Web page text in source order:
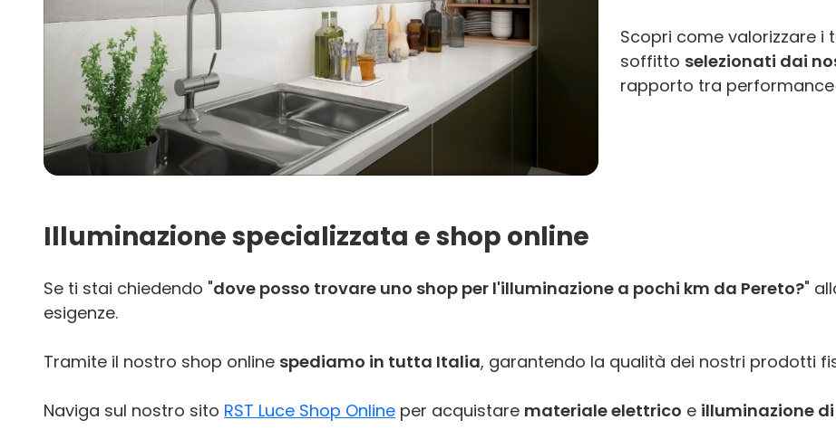
Scopri come valorizzare i
soffitto selezionati dai
rapporto tra performance
Illuminazione specializzata e shop online
Se ti stai chiedendo "dove posso trovare uno shop per l'illuminazione a pochi km da Pereto?"
esigenze.
Tramite il nostro shop online spediamo in tutta Italia, garantendo la qualità dei nostri prodotti
Naviga sul nostro sito RST Luce Shop Online per acquistare materiale elettrico e illuminazione